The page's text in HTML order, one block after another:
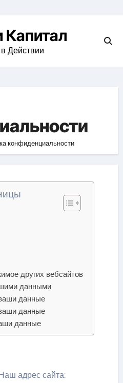
Капитал
Действии
конфиденциальности
других вебсайтов
данными
данные
данные
данные
адрес сайта: